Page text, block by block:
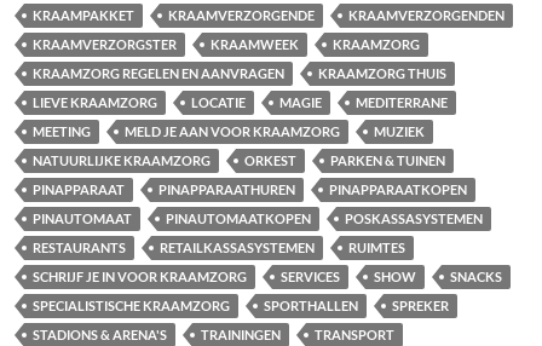
KRAAMPAKKET
KRAAMVERZORGENDE
KRAAMVERZORGENDEN
KRAAMVERZORGSTER
KRAAMWEEK
KRAAMZORG
KRAAMZORG REGELEN EN AANVRAGEN
KRAAMZORG THUIS
LIEVE KRAAMZORG
LOCATIE MAGIE
MEDITERRANE
MEETING
MELD JE AAN VOOR KRAAMZORG
MUZIEK
NATUURLIJKE KRAAMZORG
ORKEST
PARKEN & TUINEN
PINAPPARAAT
PINAPPARAATHUREN
PINAPPARAATKOPEN
PINAUTOMAAT
PINAUTOMAATKOPEN
POSKASSASYSTEMEN
RESTAURANTS
RETAILKASSASYSTEMEN
RUIMTES
SCHRIJF JE IN VOOR KRAAMZORG
SERVICES SHOW
SNACKS
SPECIALISTISCHE KRAAMZORG
SPORTHALLEN
SPREKER
STADIONS & ARENA'S
TRAININGEN
TRANSPORT